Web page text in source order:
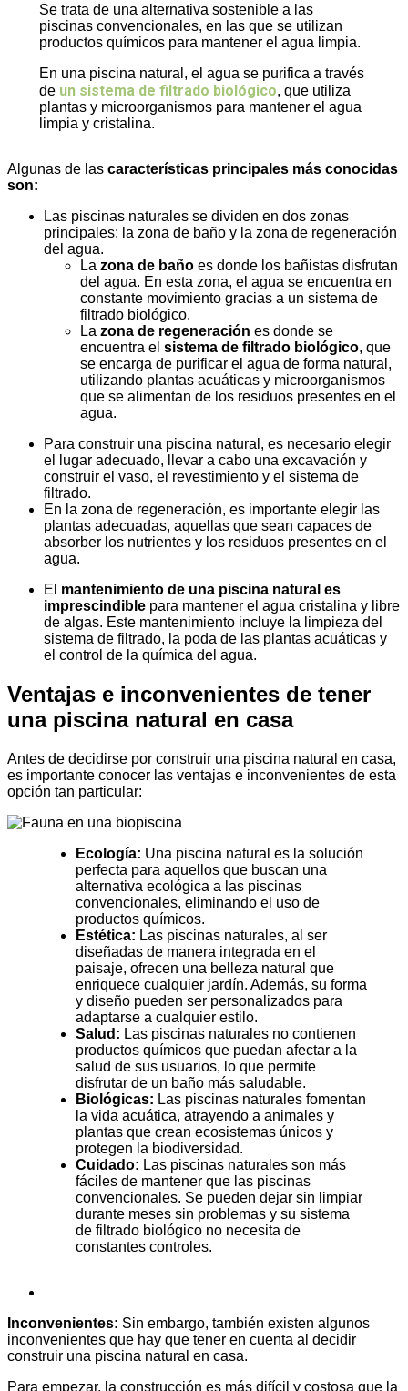
Se trata de una alternativa sostenible a las
piscinas convencionales, en las que se utilizan
productos químicos para mantener el agua limpia.
En una piscina natural, el agua se purifica a través
de un sistema de filtrado biológico, que utiliza
plantas y microorganismos para mantener el agua
limpia y cristalina.
Algunas de las características principales más conocidas
son:
Las piscinas naturales se dividen en dos zonas
principales: la zona de baño y la zona de regeneración
del agua.
La zona de baño es donde los bañistas disfrutan
del agua. En esta zona, el agua se encuentra en
constante movimiento gracias a un sistema de
filtrado biológico.
La zona de regeneración es donde se
encuentra el sistema de filtrado biológico, que
se encarga de purificar el agua de forma natural,
utilizando plantas acuáticas y microorganismos
que se alimentan de los residuos presentes en el
agua.
Para construir una piscina natural, es necesario elegir
el lugar adecuado, llevar a cabo una excavación y
construir el vaso, el revestimiento y el sistema de
filtrado.
En la zona de regeneración, es importante elegir las
plantas adecuadas, aquellas que sean capaces de
absorber los nutrientes y los residuos presentes en el
agua.
El mantenimiento de una piscina natural es
imprescindible para mantener el agua cristalina y libre
de algas. Este mantenimiento incluye la limpieza del
sistema de filtrado, la poda de las plantas acuáticas y
el control de la química del agua.
Ventajas e inconvenientes de tener
una piscina natural en casa
Antes de decidirse por construir una piscina natural en casa,
es importante conocer las ventajas e inconvenientes de esta
opción tan particular:
Ecología: Una piscina natural es la solución
perfecta para aquellos que buscan una
alternativa ecológica a las piscinas
convencionales, eliminando el uso de
productos químicos.
Estética: Las piscinas naturales, al ser
diseñadas de manera integrada en el
paisaje, ofrecen una belleza natural que
enriquece cualquier jardín. Además, su forma
y diseño pueden ser personalizados para
adaptarse a cualquier estilo.
Salud: Las piscinas naturales no contienen
productos químicos que puedan afectar a la
salud de sus usuarios, lo que permite
disfrutar de un baño más saludable.
Biológicas: Las piscinas naturales fomentan
la vida acuática, atrayendo a animales y
plantas que crean ecosistemas únicos y
protegen la biodiversidad.
Cuidado: Las piscinas naturales son más
fáciles de mantener que las piscinas
convencionales. Se pueden dejar sin limpiar
durante meses sin problemas y su sistema
de filtrado biológico no necesita de
constantes controles.
Inconvenientes: Sin embargo, también existen algunos
inconvenientes que hay que tener en cuenta al decidir
construir una piscina natural en casa.
Para empezar, la construcción es más difícil y costosa que la